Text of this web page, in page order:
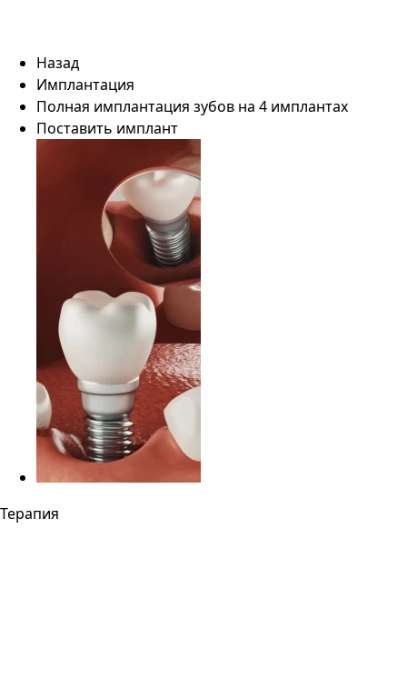
Назад
Имплантация
Полная имплантация зубов на 4 имплантах
Поставить имплант
Терапия